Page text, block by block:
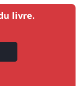
livre.